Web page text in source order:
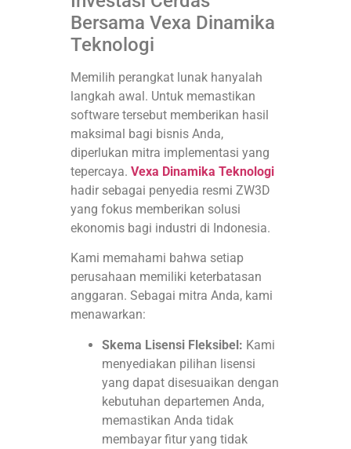
Bersama Vexa Dinamika
Teknologi
Memilih perangkat lunak hanyalah
langkah awal. Untuk memastikan
software tersebut memberikan hasil
maksimal bagi bisnis Anda,
diperlukan mitra implementasi yang
tepercaya. Vexa Dinamika Teknologi
hadir sebagai penyedia resmi ZW3D
yang fokus memberikan solusi
ekonomis bagi industri di Indonesia.
Kami memahami bahwa setiap
perusahaan memiliki keterbatasan
anggaran. Sebagai mitra Anda, kami
menawarkan:
Skema Lisensi Fleksibel: Kami
menyediakan pilihan lisensi
yang dapat disesuaikan dengan
kebutuhan departemen Anda,
memastikan Anda tidak
membayar fitur yang tidak